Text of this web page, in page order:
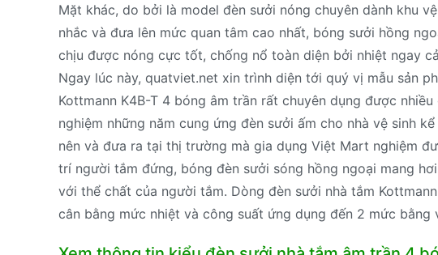
Mặt khác, do bởi là model đèn sưởi nóng chuyên dành khu
nhắc và đưa lên mức quan tâm cao nhất, bóng sưởi hồng
chịu được nóng cực tốt, chống nổ toàn diện bởi nhiệt ngay
Ngay lúc này, quatviet.net xin trình diện tới quý vị mẫu sản
Kottmann K4B-T 4 bóng âm trần rất chuyên dụng được
nghiệm những năm cung ứng đèn sưởi ấm cho nhà vệ sinh
nên và đưa ra tại thị trường mà gia dụng Việt Mart nghiệm
trí người tắm đứng, bóng đèn sưởi sóng hồng ngoại mang
với thể chất của người tắm. Dòng đèn sưởi nhà tắm
cân bằng mức nhiệt và công suất ứng dụng đến 2 mức bằng